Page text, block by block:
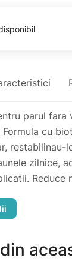
parul fara
Formula cu
restabilinau-
zilnice,
Reduce